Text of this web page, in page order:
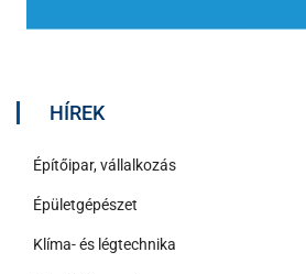
HÍREK
Építőipar, vállalkozás
Épületgépészet
Klíma- és légtechnika